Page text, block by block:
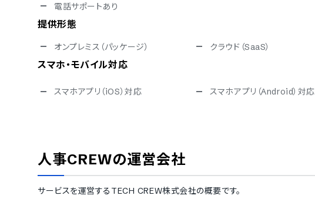
電話サポートあり
提供形態
オンプレミス（パッケージ） クラウド（SaaS）
スマホ・モバイル対応
スマホアプリ（iOS）対応 スマホアプリ（Android）対応
シングルサインオン
対応言語
人事CREWの運営会社
サービスを運営する TECH CREW株式会社の概要です。